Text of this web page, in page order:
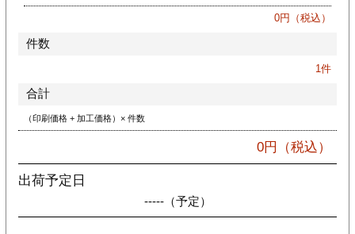
0円（税込）
件数
1件
合計
（印刷価格 + 加工価格）× 件数
0円（税込）
出荷予定日
-----（予定）